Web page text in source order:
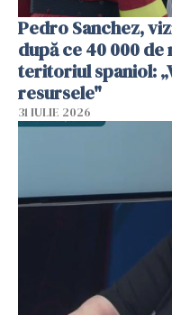
Pedro Sanchez,
după ce 40 000
teritoriul spaniol:
resursele"
31 IULIE 2026